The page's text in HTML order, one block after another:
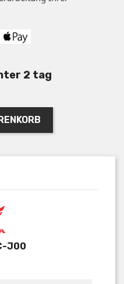
2 tag
J00